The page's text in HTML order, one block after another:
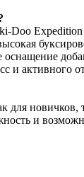
активного
для
и